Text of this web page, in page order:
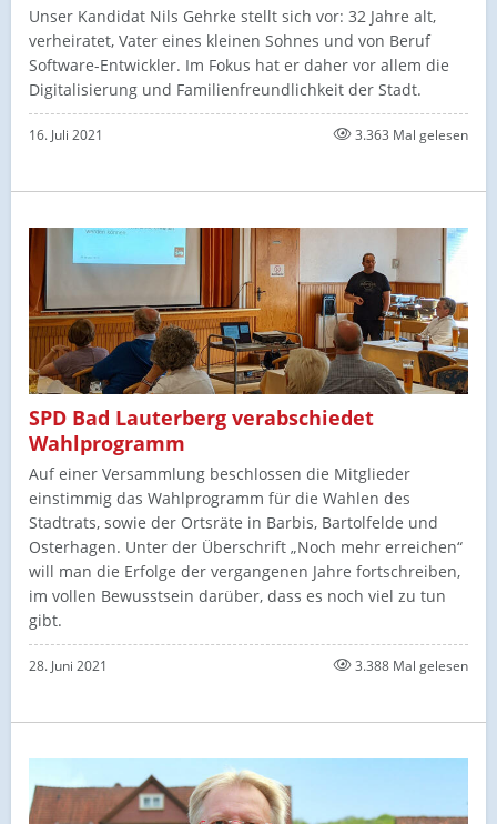
Unser Kandidat Nils Gehrke stellt sich vor: 32 Jahre alt,
verheiratet, Vater eines kleinen Sohnes und von Beruf
Software-Entwickler. Im Fokus hat er daher vor allem die
Digitalisierung und Familienfreundlichkeit der Stadt.
16. Juli 2021 3.363 Mal gelesen
SPD Bad Lauterberg verabschiedet
Wahlprogramm
Auf einer Versammlung beschlossen die Mitglieder
einstimmig das Wahlprogramm für die Wahlen des
Stadtrats, sowie der Ortsräte in Barbis, Bartolfelde und
Osterhagen. Unter der Überschrift „Noch mehr erreichen“
will man die Erfolge der vergangenen Jahre fortschreiben,
im vollen Bewusstsein darüber, dass es noch viel zu tun
gibt.
28. Juni 2021 3.388 Mal gelesen